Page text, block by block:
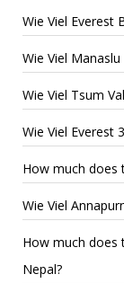
Wie Viel Everest
Wie Viel
Wie Viel Tsum
Wie Viel Everest
How much does
Wie Viel
How much does
Nepal?